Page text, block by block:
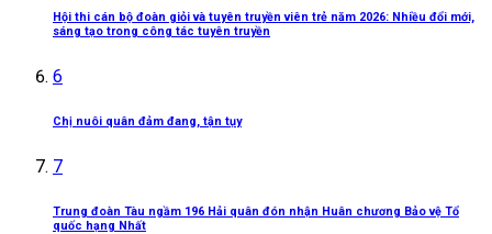
Hội thi cán bộ đoàn giỏi và tuyên truyền viên trẻ năm 2026: Nhiều đổi mới,
sáng tạo trong công tác tuyên truyền
6
Chị nuôi quân đảm đang, tận tụy
7
Trung đoàn Tàu ngầm 196 Hải quân đón nhận Huân chương Bảo vệ Tổ
quốc hạng Nhất